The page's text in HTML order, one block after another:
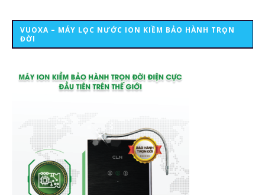
VUOXA – MÁY LỌC NƯỚC ION KIỀM BẢO HÀNH TRỌN
ĐỜI